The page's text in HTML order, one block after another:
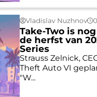
Vladislav Nuzhnov
Take-Two is
de herfst van
Series
Strauss Zelnick,
Theft Auto VI
"W...